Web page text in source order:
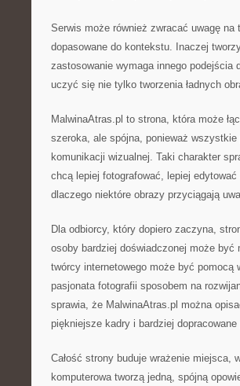
Serwis może również zwracać uwagę
dopasowane do kontekstu. Inaczej
zastosowanie wymaga innego podejścia
uczyć się nie tylko tworzenia ładnych
MalwinaAtras.pl to strona, która może
szeroka, ale spójna, ponieważ wszystkie
komunikacji wizualnej. Taki charakter
chcą lepiej fotografować, lepiej
dlaczego niektóre obrazy przyciągają
Dla odbiorcy, który dopiero zaczyna,
osoby bardziej doświadczonej może
twórcy internetowego może być pomocą
pasjonata fotografii sposobem na
sprawia, że MalwinaAtras.pl można
piękniejsze kadry i bardziej dopracowane
Całość strony buduje wrażenie
komputerowa tworzą jedną, spójną